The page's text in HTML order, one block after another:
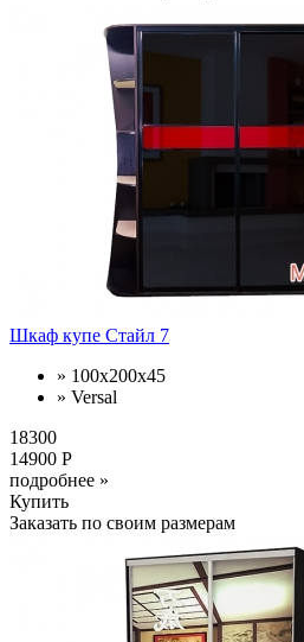
Шкаф купе Стайл 7
» 100х200х45
» Versal
18300
14900 Р
подробнее »
Купить
Заказать по своим размерам